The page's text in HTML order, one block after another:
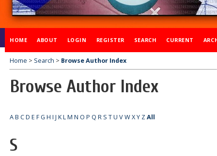
HOME ABOUT LOGIN REGISTER SEARCH CURRENT
Home > Search > Browse Author Index
Browse Author Index
AB CD E FG H I J KLM N O P Q R S TU VWXY ZAll
S